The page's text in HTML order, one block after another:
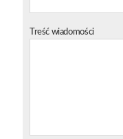
Treść wiadomości